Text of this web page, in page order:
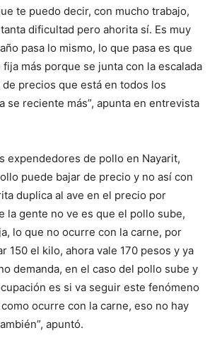
te puedo decir, con mucho trabajo,
dificultad pero ahorita sí. Es muy
pasa lo mismo, lo que pasa es que
más porque se junta con la escalada
precios que está en todos los
se reciente más”, apunta en entrevista
expendedores de pollo en Nayarit,
puede bajar de precio y no así con
duplica al ave en el precio por
la gente no ve es que el pollo sube,
lo que no ocurre con la carne, por
150 el kilo, ahora vale 170 pesos y ya
demanda, en el caso del pollo sube y
es si va seguir este fenómeno
ocurre con la carne, eso no hay
apuntó.